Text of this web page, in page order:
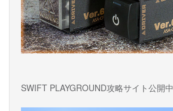
SWIFT PLAYGROUND攻略サイト公開中